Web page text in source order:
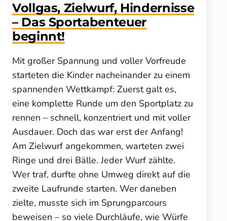
Vollgas, Zielwurf, Hinder­nisse
– Das Sport­aben­teuer
beginnt!
Mit großer Spannung und voller Vorfreude
starteten die Kinder nacheinander zu einem
spannenden Wettkampf: Zuerst galt es,
eine komplette Runde um den Sportplatz zu
rennen – schnell, konzentriert und mit voller
Ausdauer. Doch das war erst der Anfang!
Am Zielwurf angekommen, warteten zwei
Ringe und drei Bälle. Jeder Wurf zählte.
Wer traf, durfte ohne Umweg direkt auf die
zweite Laufrunde starten. Wer daneben
zielte, musste sich im Sprungparcours
beweisen – so viele Durchläufe, wie Würfe